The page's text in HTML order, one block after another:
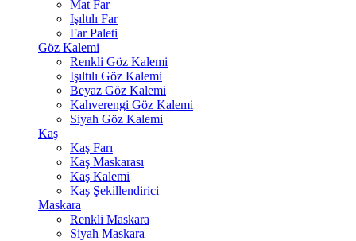
Mat Far
Işıltılı Far
Far Paleti
Göz Kalemi
Renkli Göz Kalemi
Işıltılı Göz Kalemi
Beyaz Göz Kalemi
Kahverengi Göz Kalemi
Siyah Göz Kalemi
Kaş
Kaş Farı
Kaş Maskarası
Kaş Kalemi
Kaş Şekillendirici
Maskara
Renkli Maskara
Siyah Maskara